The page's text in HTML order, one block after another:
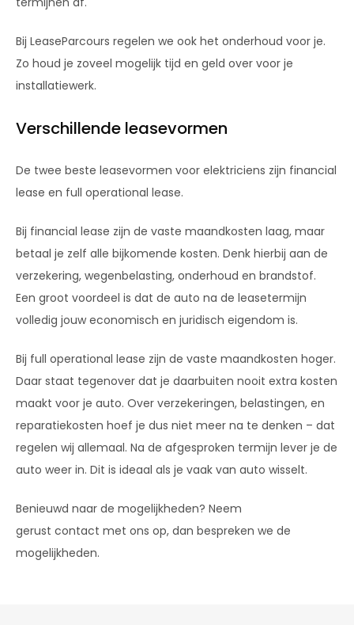
Bij LeaseParcours regelen we ook het onderhoud voor je.
Zo houd je zoveel mogelijk tijd en geld over voor je
installatiewerk.
Verschillende leasevormen
De twee beste leasevormen voor elektriciens zijn financial
lease en full operational lease.
Bij financial lease zijn de vaste maandkosten laag, maar
betaal je zelf alle bijkomende kosten. Denk hierbij aan de
verzekering, wegenbelasting, onderhoud en brandstof.
Een groot voordeel is dat de auto na de leasetermijn
volledig jouw economisch en juridisch eigendom is.
Bij full operational lease zijn de vaste maandkosten hoger.
Daar staat tegenover dat je daarbuiten nooit extra kosten
maakt voor je auto. Over verzekeringen, belastingen, en
reparatiekosten hoef je dus niet meer na te denken – dat
regelen wij allemaal. Na de afgesproken termijn lever je de
auto weer in. Dit is ideaal als je vaak van auto wisselt.
Benieuwd naar de mogelijkheden? Neem
gerust contact met ons op, dan bespreken we de
mogelijkheden.